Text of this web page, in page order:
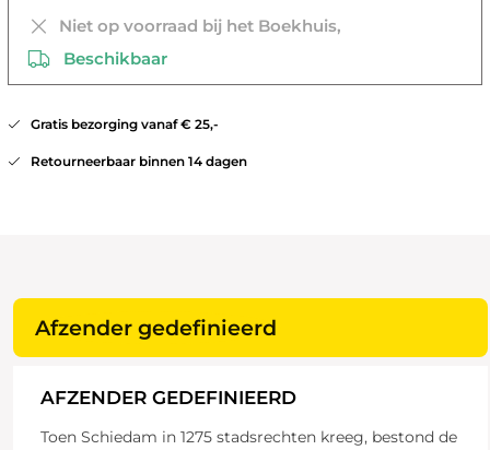
Niet op voorraad bij het Boekhuis,
Beschikbaar
Gratis bezorging vanaf € 25,-
Retourneerbaar binnen 14 dagen
Afzender gedefinieerd
AFZENDER GEDEFINIEERD
Toen Schiedam in 1275 stadsrechten kreeg, bestond de